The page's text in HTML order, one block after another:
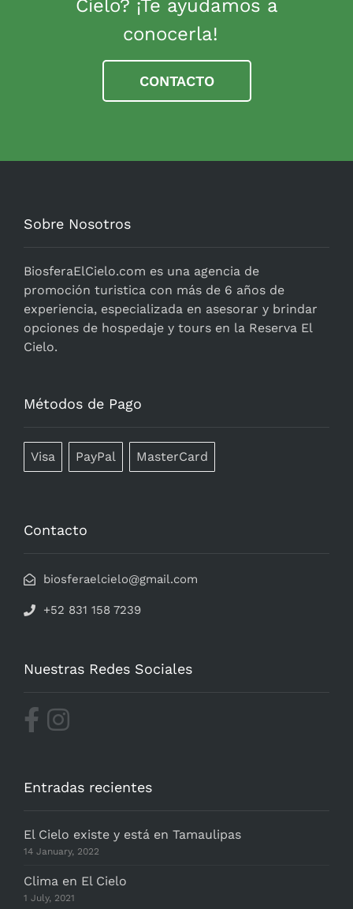
Cielo? ¡Te ayudamos a
conocerla!
CONTACTO
Sobre Nosotros
BiosferaElCielo.com es una agencia de
promoción turistica con más de 6 años de
experiencia, especializada en asesorar y brindar
opciones de hospedaje y tours en la Reserva El
Cielo.
Métodos de Pago
Visa PayPal MasterCard
Contacto
biosferaelcielo@gmail.com
+52 831 158 7239
Nuestras Redes Sociales
Entradas recientes
El Cielo existe y está en Tamaulipas
14 January, 2022
Clima en El Cielo
1 July, 2021